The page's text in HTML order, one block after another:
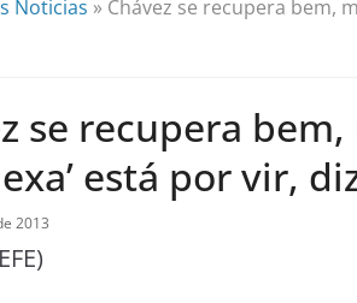
Noticias » Chávez se recupera bem,
se recupera
está por vir,
2013